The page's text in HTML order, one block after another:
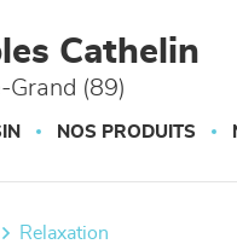
Cathelin
Grand (89)
NOS PRODUITS
relaxation